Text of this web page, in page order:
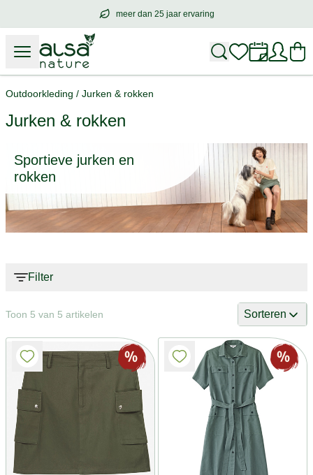
meer dan 25 jaar ervaring
meer dan25 jaar ervaring
Outdoorkleding / Jurken & rokken
Jurken & rokken
Sportieve jurken en
rokken
Filter
Toon 5 van 5 artikelen Sorteren